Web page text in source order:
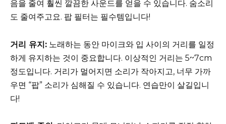
음을 줄여 훨씬 깔끔한 사운드를 얻을 수 있습니다. 숨소리
도 줄여주고요. 팝 필터는 필수템입니다!
거리 유지: 노래하는 동안 마이크와 입 사이의 거리를 일정
하게 유지하는 것이 중요합니다. 이상적인 거리는 5~7cm
정도입니다. 거리가 멀어지면 소리가 작아지고, 너무 가까
우면 “팝” 소리가 심해질 수 있습니다. 연습만이 살길입니
다!